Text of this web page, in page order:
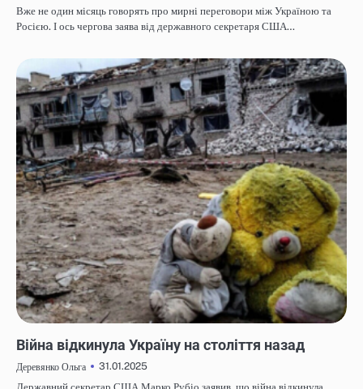
Вже не один місяць говорять про мирні переговори між Україною та
Росією. І ось чергова заява від державного секретаря США…
Війна відкинула Україну на століття назад
Деревянко Ольга
31.01.2025